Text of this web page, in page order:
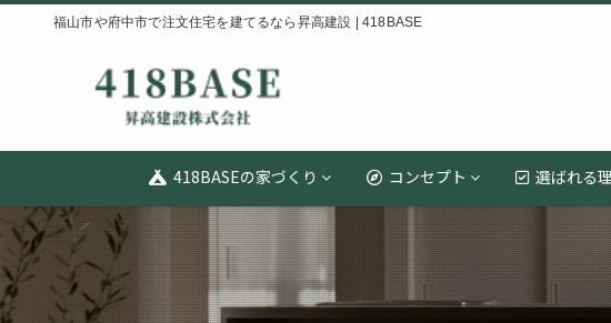
福山市や府中市で注文住宅を建てるなら昇高建設 | 418BASE
418BASEの家づくり コンセプト 選ばれる